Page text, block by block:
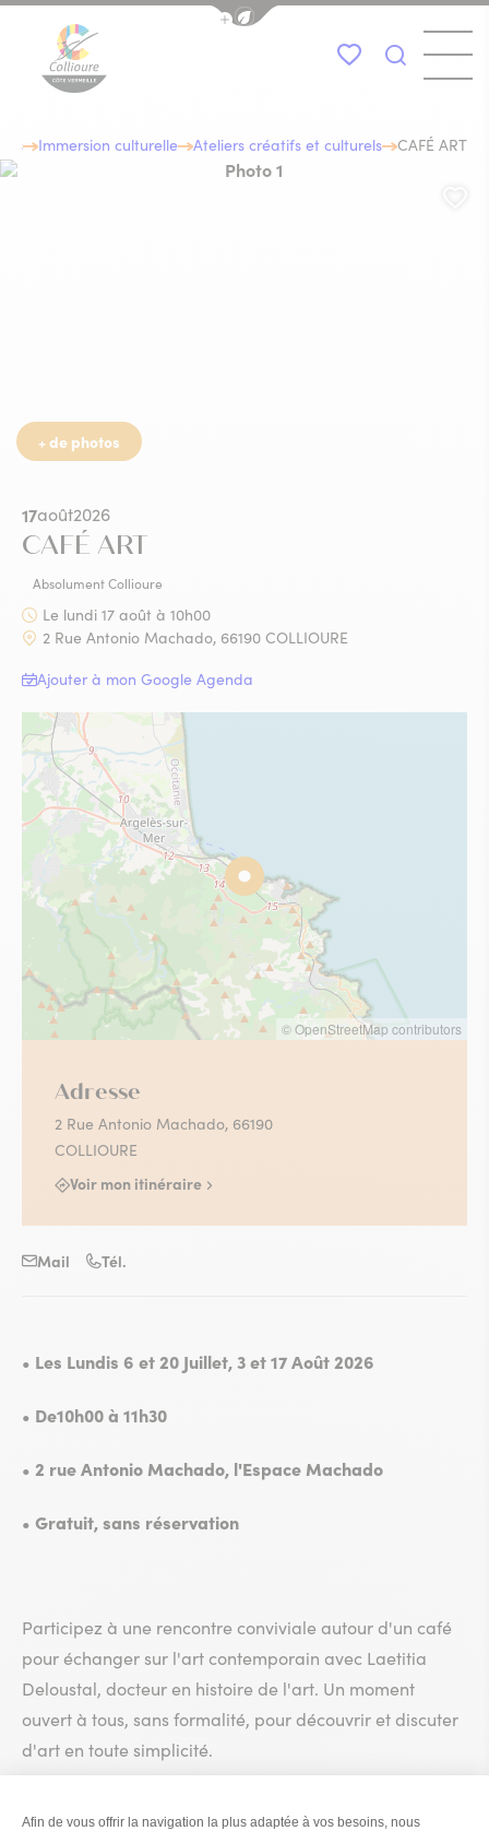
Afficher la barre de navigation du
Mes favoris
Je
Immersion culturelle Ateliers créatifs et culturels CAFÉ ART
17août2026
CAFÉ ART
Absolument Collioure
Le lundi 17 août à 10h00
2 Rue Antonio Machado, 66190 COLLIOURE
Ajouter à mon Google Agenda
Photo 1, © musée d'art moderne
+ de photos
• Les Lundis 6 et 20 Juillet, 3 et 17 Août 2026
• De10h00 à 11h30
• 2 rue Antonio Machado, l'Espace Machado
• Gratuit, sans réservation
Participez à une rencontre conviviale autour d'un café
pour échanger sur l'art contemporain avec Laetitia
Deloustal, docteur en histoire de l'art. Un moment
ouvert à tous, sans formalité, pour découvrir et discuter
d'art en toute simplicité.
Toutes les dates et horaires
© OpenStreetMap contributors
Adresse
2 Rue Antonio Machado, 66190
COLLIOURE
Voir mon itinéraire
Mail Tél.